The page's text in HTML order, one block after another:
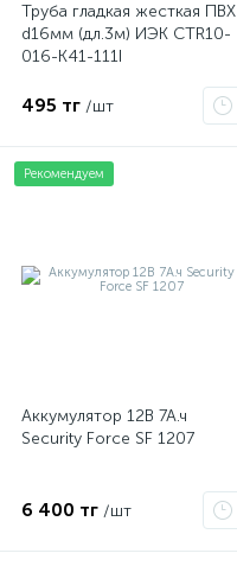
Труба гладкая жесткая ПВХ
d16мм (дл.3м) ИЭК CTR10-
016-K41-111I
495 тг /шт
Рекомендуем
Аккумулятор 12В 7А.ч
Security Force SF 1207
6 400 тг /шт